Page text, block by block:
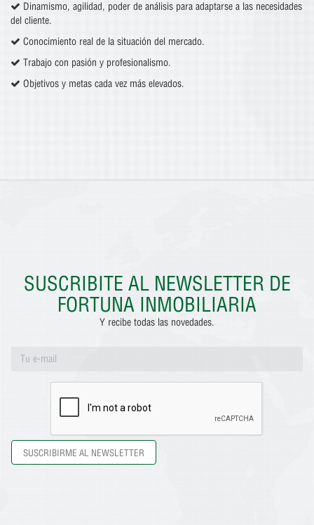
Dinamismo, agilidad, poder de análisis para adaptarse a las necesidades
del cliente.
Conocimiento real de la situación del mercado.
Trabajo con pasión y profesionalismo.
Objetivos y metas cada vez más elevados.
SUSCRIBITE AL NEWSLETTER DE
FORTUNA INMOBILIARIA
Y recibe todas las novedades.